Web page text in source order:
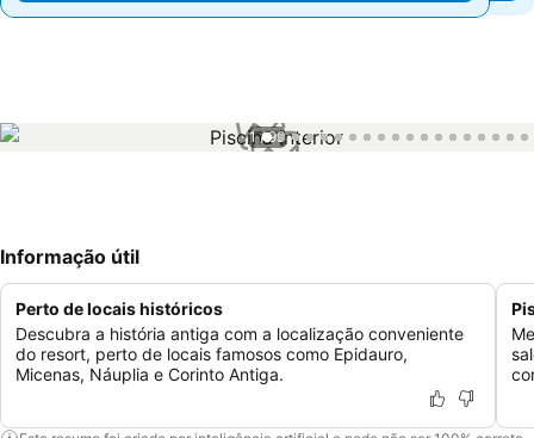
1 / 99
Informação útil
Perto de locais históricos
Descubra a história antiga com a localização conveniente
do resort, perto de locais famosos como Epidauro,
Micenas, Náuplia e Corinto Antiga.